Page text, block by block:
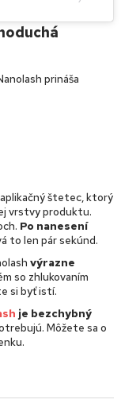
prináša
štetec, ktorý
vrstvy produktu.
Po nanesení
to len pár sekúnd.
výrazne
so zhlukovaním
si byť istí.
je bezchybný
Môžete sa o